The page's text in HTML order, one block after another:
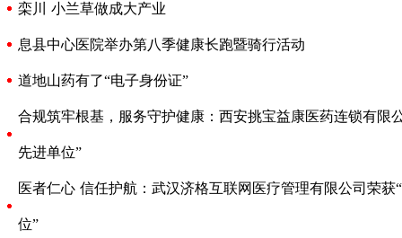
栾川 小兰草做成大产业
息县中心医院举办第八季健康长跑暨骑行活动
道地山药有了“电子身份证”
合规筑牢根基，服务守护健康：西安挑宝益康医药连锁有限
先进单位”
医者仁心 信任护航：武汉济格互联网医疗管理有限公司荣获
位”